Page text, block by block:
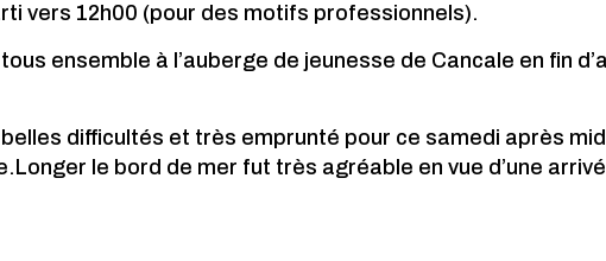
vers 12h00 (pour des motifs professionnels).
ensemble à l’auberge de jeunesse de Cancale en fin
difficultés et très emprunté pour ce samedi après
le bord de mer fut très agréable en vue d’une